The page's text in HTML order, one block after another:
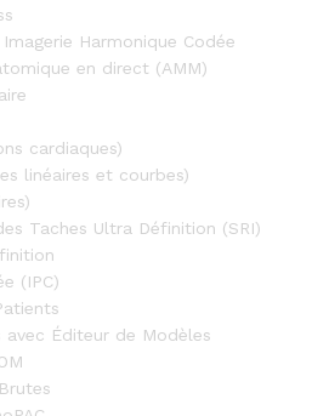
Harmonique Codée
en direct (AMM)
cardiaques)
linéaires et courbes)
Taches Ultra Définition (SRI)
(IPC)
avec Éditeur de Modèles